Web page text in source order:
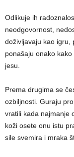
Odlikuje ih
neodgovornost,
doživljavaju kao igru,
ponašaju onako
jesu.
Prema drugima se
ozbiljnosti. Guraju
vratili kada najmanje
koži osete onu istu
sile svemira i mraka